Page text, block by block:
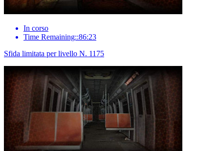
In corso
Time Remaining::86:23
Sfida limitata per livello N. 1175